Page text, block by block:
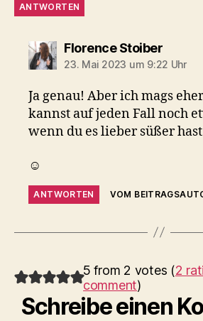
ANTWORTEN
Florence Stoibersagt:
23. Mai 2023 um 9:22 Uhr
Ja genau! Aber ich mags
kannst auf jeden Fall noch
wenn du es lieber süßer
☺️
ANTWORTEN VOM
5 from 2 votes (2
comment)
Schreibe einen